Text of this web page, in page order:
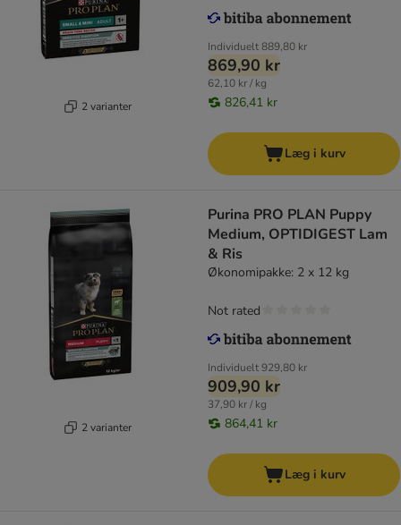
2 varianter
Individuelt889,80 kr
869,90 kr
62,10 kr / kg
826,41 kr
Læg i kurv
2 varianter
Purina PRO PLAN Puppy
Medium, OPTIDIGEST Lam
& Ris
Økonomipakke: 2 x 12 kg
Individuelt929,80 kr
909,90 kr
37,90 kr / kg
864,41 kr
Not rated
Læg i kurv